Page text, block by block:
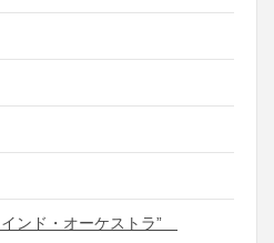
ンド・オーケストラ”